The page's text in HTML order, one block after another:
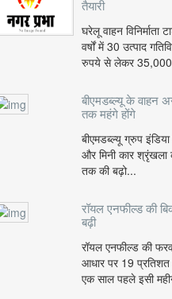
तैयारी
घरेलू वाहन विनिर्माता
वर्षों में 30 उत्पाद
रुपये से लेकर
बीएमडब्ल्यू के वाहन
तक महंगे होंगे
बीएमडब्ल्यू ग्रुप
और मिनी कार श्रृंखला
तक की बढ़ो...
रॉयल एनफील्ड की
बढ़ी
रॉयल एनफील्ड की
आधार पर 19
एक साल पहले इसी